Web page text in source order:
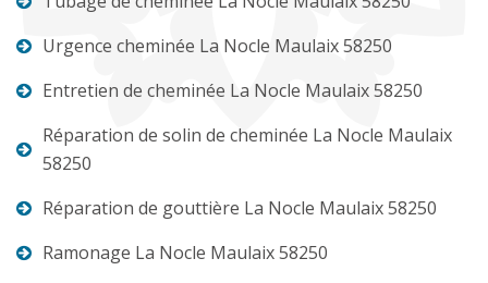
Urgence cheminée La Nocle Maulaix 58250
Entretien de cheminée La Nocle Maulaix 58250
Réparation de solin de cheminée La Nocle Maulaix
58250
Réparation de gouttière La Nocle Maulaix 58250
Ramonage La Nocle Maulaix 58250